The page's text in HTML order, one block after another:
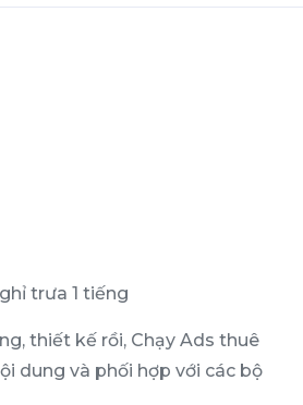
trưa 1 tiếng
thiết kế rồi, Chạy Ads thuê
dung và phối hợp với các bộ